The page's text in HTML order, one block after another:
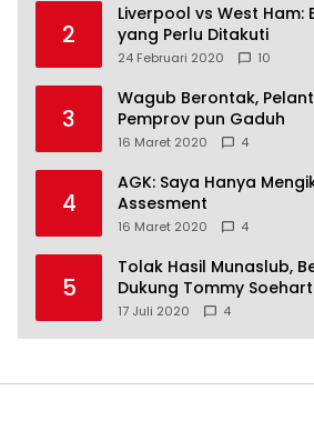
2
Liverpool vs West Ham:
yang Perlu Ditakuti
24 Februari 2020 10
3
Wagub Berontak,
Pemprov pun Gaduh
16 Maret 2020 4
4
AGK: Saya Hanya
Assesment
16 Maret 2020 4
5
Tolak Hasil Munaslub,
Dukung Tommy
17 Juli 2020 4